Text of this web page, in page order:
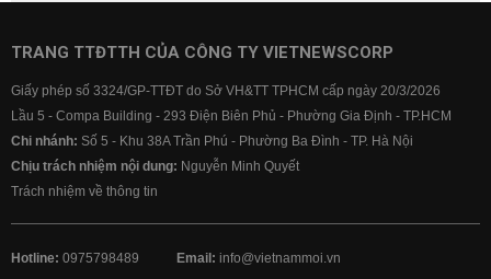
TRANG TTĐTTH CỦA CÔNG TY VIETNEWSCORP
Giấy phép số 3324/GP-TTĐT do Sở VH&TT TPHCM cấp ngày 20/3/2026
Lầu 5 - Compa Building - 293 Điện Biên Phủ - Phường Gia Định - TP.HCM
Chi nhánh: Số 5 - Khu 38A Trần Phú - Phường Ba Đình - TP. Hà Nội
Chịu trách nhiệm nội dung: Nguyễn Minh Quyết
Trách nhiệm về thông tin
Hotline: 0975798489 Email: info@vietnammoi.vn